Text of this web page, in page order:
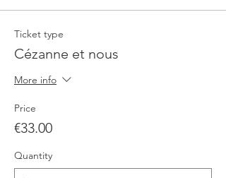
Ticket type
Cézanne et nous
More info
Price
€33.00
Quantity